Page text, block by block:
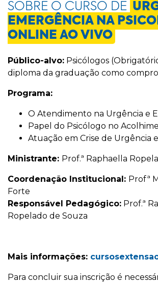
SOBRE O CURSO DE
EMERGÊNCIA NA
ONLINE AO VIVO
Público-alvo: Psicólogos
diploma da graduação como
Programa:
O Atendimento na Urgência e
Papel do Psicólogo no
Atuação em Crise de Urgência
Ministrante: Prof.ª Raphaella
Coordenação Institucional: Profª
Forte
Responsável Pedagógico: Prof.ª
Ropelado de Souza
Mais informações:
Para concluir sua inscrição é